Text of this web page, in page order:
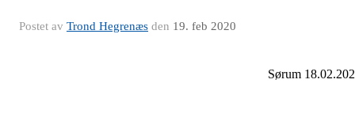
Postet av Trond Hegrenæs den 19. feb 2020
Sørum